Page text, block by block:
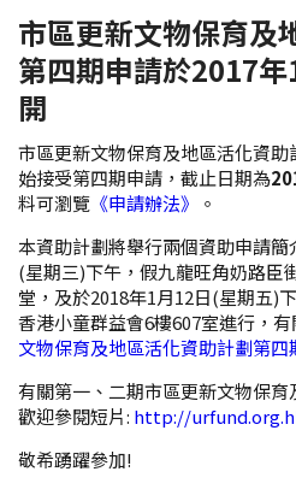
市區更新文物保育及
第四期申請於2017
開
市區更新文物保育及地區活化資助
始接受第四期申請，截止日期為
料可瀏覽 《申請辦法》
。
本資助計劃將舉行兩個資助申請簡
(星期三)下午，假九龍旺角奶路臣
堂，及於2018年1月12日(星期五)
香港小童群益會6樓607室進行，
文物保育及地區活化資助計劃第四
有關第一、二期市區更新文物保育
歡迎參閱短片: http://
敬希踴躍參加!